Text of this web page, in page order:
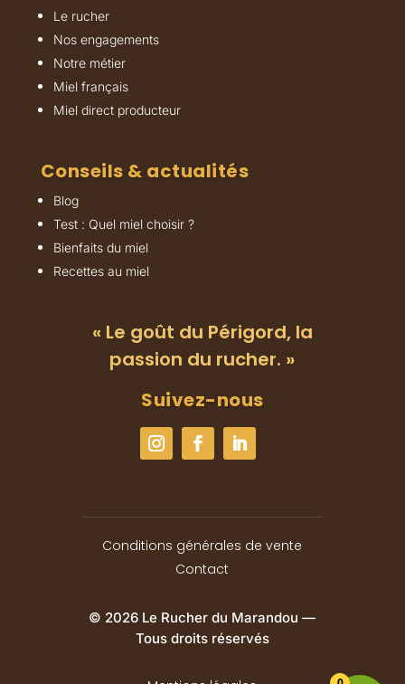
Le rucher
Nos engagements
Notre métier
Miel français
Miel direct producteur
Conseils & actualités
Blog
Test : Quel miel choisir ?
Bienfaits du miel
Recettes au miel
« Le goût du Périgord, la
passion du rucher. »
Suivez-nous
Conditions générales de vente
Contact
© 2026 Le Rucher du Marandou —
Tous droits réservés